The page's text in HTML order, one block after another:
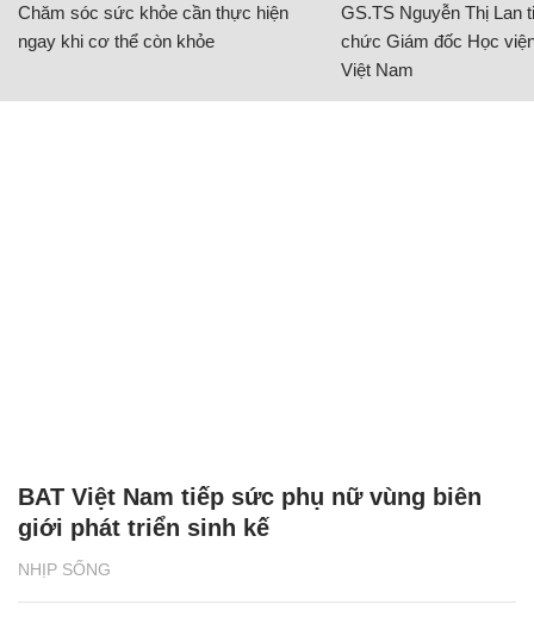
Chăm sóc sức khỏe cần thực hiện
ngay khi cơ thể còn khỏe
GS.TS Nguyễn Thị Lan
chức Giám đốc Học
Việt Nam
NHỊP SỐNG
BAT Việt Nam tiếp sức phụ nữ vùng biên
giới phát triển sinh kế